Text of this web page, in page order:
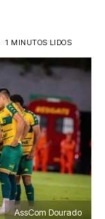
1 MINUTOS LIDOS
AssCom Dourado